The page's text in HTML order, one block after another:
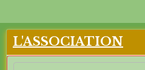
L'ASSOCIATION